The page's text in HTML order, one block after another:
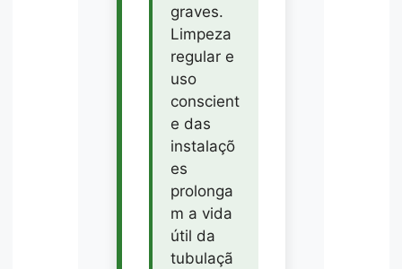
graves.
Limpeza
regular e
uso
conscient
e das
instalaçõ
es
prolonga
m a vida
útil da
tubulaçã